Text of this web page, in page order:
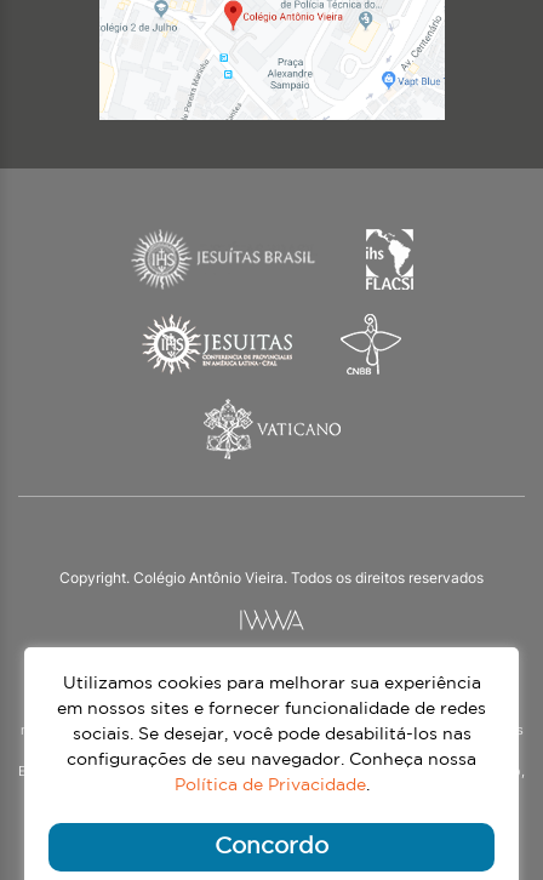
Copyright. Colégio Antônio Vieira. Todos os direitos reservados
O Colégio Antônio Vieira integra a Rede Jesuíta de Educação, tendo as suas
práticas impulsionadas pelos valores da espiritualidade inaciana – marca da
nossa identidade e das aproximadamente 1500 unidades de ensino, espalhadas
em mais de 60 países. Atendemos a alunos da Educação Infantil à 3ª série do
Ensino Médio, nos turnos matutino e vespertino, além do Ensino Médio Noturno,
voltado para Jovens.
Continue lendo
Utilizamos cookies para melhorar sua experiência
em nossos sites e fornecer funcionalidade de redes
sociais. Se desejar, você pode desabilitá-los nas
configurações de seu navegador. Conheça nossa
Política de Privacidade.
Concordo